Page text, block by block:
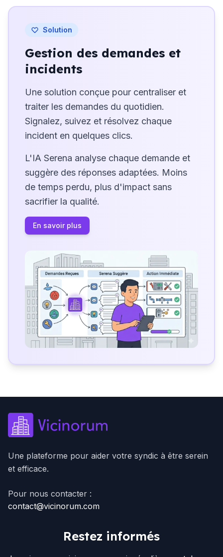
Solution
Gestion des demandes et
incidents
Une solution conçue pour centraliser et
traiter les demandes du quotidien.
Signalez, suivez et résolvez chaque
incident en quelques clics.
L'IA Serena analyse chaque demande et
suggère des réponses adaptées. Moins
de temps perdu, plus d'impact sans
sacrifier la qualité.
En savoir plus
Une plateforme pour aider votre syndic à être serein
et efficace.
Pour nous contacter :
contact@vicinorum.com
Restez informés